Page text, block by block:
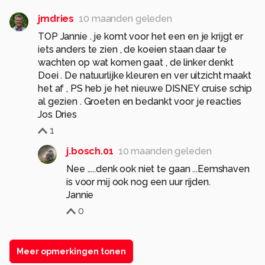
jmdries 10 maanden geleden
TOP Jannie . je komt voor het een en je krijgt er
iets anders te zien , de koeien staan daar te
wachten op wat komen gaat , de linker denkt
Doei . De natuurlijke kleuren en ver uitzicht maakt
het af , PS heb je het nieuwe DISNEY cruise schip
al gezien . Groeten en bedankt voor je reacties
Jos Dries
1
j.bosch.01 10 maanden geleden
Nee .....denk ook niet te gaan ...Eemshaven
is voor mij ook nog een uur rijden.
Jannie
0
Meer opmerkingen tonen